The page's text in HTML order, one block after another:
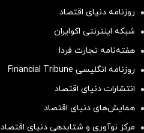
روزنامه دنیای اقتصاد
شبکه اینترنتی اکوایران
هفته‌نامه تجارت فردا
روزنامه انگلیسی Financial Tribune
انتشارات دنیای اقتصاد
همایش‌های دنیای اقتصاد
مرکز نوآوری و شتابدهی دنیای اقتصاد